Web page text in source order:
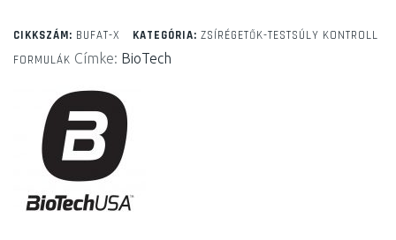
CIKKSZÁM: BUFAT-X KATEGÓRIA: ZSÍRÉGETŐK-TESTSÚLY KONTROLL
FORMULÁK Címke: BioTech